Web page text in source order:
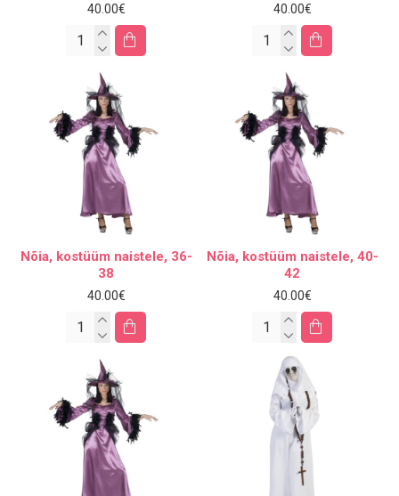
40.00€ 40.00€
Nõia, kostüüm naistele, 36-
38
40.00€
Nõia, kostüüm naistele, 40-
42
40.00€